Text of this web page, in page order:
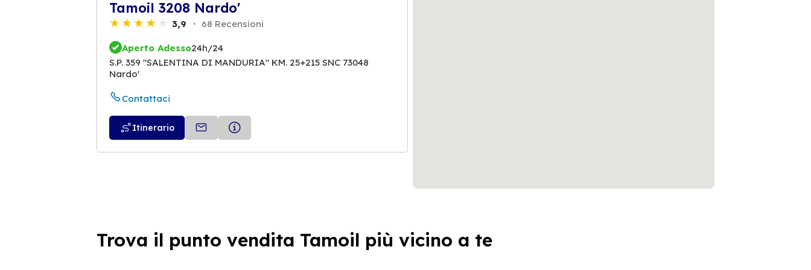
Tamoil 3208 Nardo'
3,9 68 Recensioni
Aperto Adesso24h/24
S.P. 359 "SALENTINA DI MANDURIA" KM. 25+215 SNC 73048
Nardo'
Contattaci
Itinerario
Trova il punto vendita Tamoil più vicino a te